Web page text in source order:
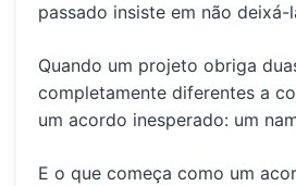
passado insiste em não deixá-
Quando um projeto obriga
completamente diferentes a
um acordo inesperado: um
E o que começa como um